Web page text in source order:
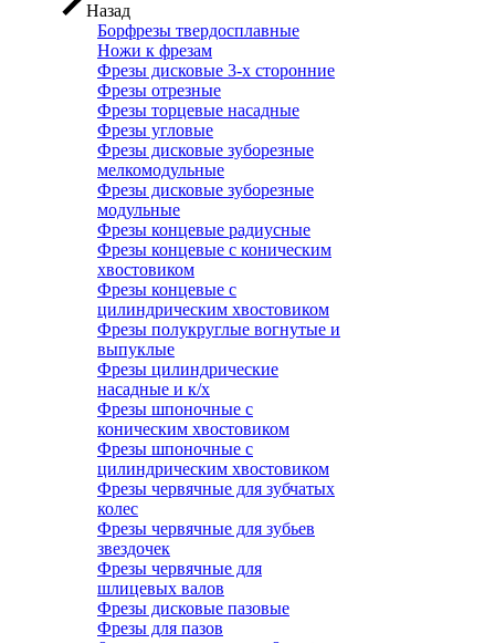
Назад
Борфрезы твердосплавные
Ножи к фрезам
Фрезы дисковые 3-х сторонние
Фрезы отрезные
Фрезы торцевые насадные
Фрезы угловые
Фрезы дисковые зуборезные
мелкомодульные
Фрезы дисковые зуборезные
модульные
Фрезы концевые радиусные
Фрезы концевые с коническим
хвостовиком
Фрезы концевые с
цилиндрическим хвостовиком
Фрезы полукруглые вогнутые и
выпуклые
Фрезы цилиндрические
насадные и к/х
Фрезы шпоночные с
коническим хвостовиком
Фрезы шпоночные с
цилиндрическим хвостовиком
Фрезы червячные для зубчатых
колес
Фрезы червячные для зубьев
звездочек
Фрезы червячные для
шлицевых валов
Фрезы дисковые пазовые
Фрезы для пазов